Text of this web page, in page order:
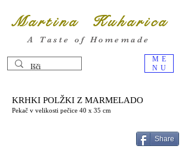
ME
NU
Martina Kuharica
A Taste of Homemade
KRHKI POLŽKI Z MARMELADO
Pekač v velikosti pečice 40 x 35 cm
Share